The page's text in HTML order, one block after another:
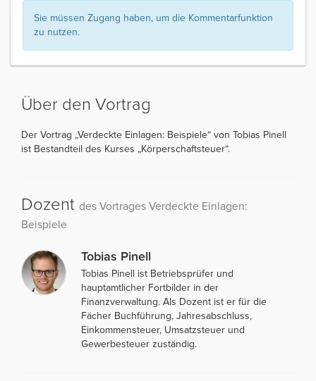
Sie müssen Zugang haben, um die Kommentarfunktion
zu nutzen.
Über den Vortrag
Der Vortrag „Verdeckte Einlagen: Beispiele“ von Tobias Pinell
ist Bestandteil des Kurses „Körperschaftsteuer“.
Dozent des Vortrages Verdeckte Einlagen:
Beispiele
Tobias Pinell
Tobias Pinell ist Betriebsprüfer und
hauptamtlicher Fortbilder in der
Finanzverwaltung. Als Dozent ist er für die
Fächer Buchführung, Jahresabschluss,
Einkommensteuer, Umsatzsteuer und
Gewerbesteuer zuständig.